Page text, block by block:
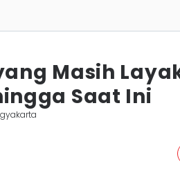
Masih
Saat Ini